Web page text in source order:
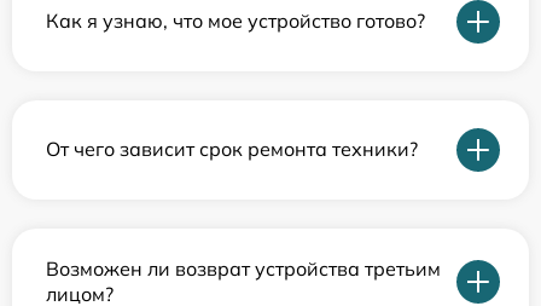
Как я узнаю, что мое устройство готово?
От чего зависит срок ремонта техники?
Возможен ли возврат устройства третьим
лицом?